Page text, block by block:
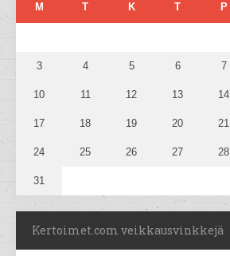
M T K T P
3 4 5 6 7
10 11 12 13 14
17 18 19 20 21
24 25 26 27 28
31
Kertoimet.com veikkausvinkkejä